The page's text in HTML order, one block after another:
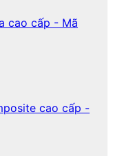
cao cấp - Mã
cao cấp -